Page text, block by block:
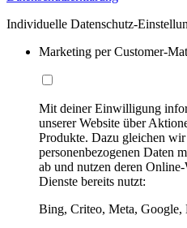
Individuelle Datenschutz-
Marketing per Customer-
Mit deiner Einwilligung
unserer Website über
Produkte. Dazu gleichen wir
personenbezogenen Daten
ab und nutzen deren
Dienste bereits nutzt:
Bing, Criteo, Meta,